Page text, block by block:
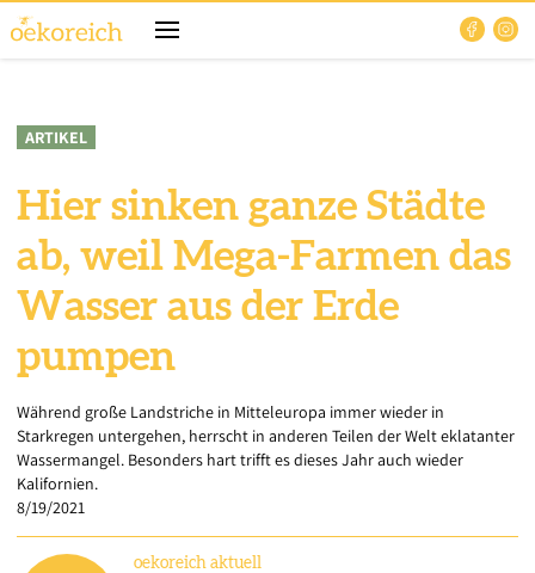
ARTIKEL
Hier sinken ganze Städte
ab, weil Mega-Farmen das
Wasser aus der Erde
pumpen
Während große Landstriche in Mitteleuropa immer wieder in
Starkregen untergehen, herrscht in anderen Teilen der Welt eklatanter
Wassermangel. Besonders hart trifft es dieses Jahr auch wieder
Kalifornien.
8/19/2021
oekoreich aktuell